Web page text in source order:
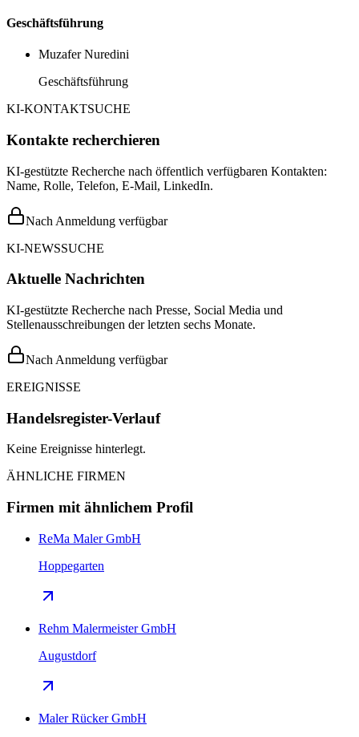
Geschäftsführung
Muzafer Nuredini
Geschäftsführung
KI-KONTAKTSUCHE
Kontakte recherchieren
KI-gestützte Recherche nach öffentlich verfügbaren Kontakten:
Name, Rolle, Telefon, E-Mail, LinkedIn.
Nach Anmeldung verfügbar
KI-NEWSSUCHE
Aktuelle Nachrichten
KI-gestützte Recherche nach Presse, Social Media und
Stellenausschreibungen der letzten sechs Monate.
Nach Anmeldung verfügbar
EREIGNISSE
Handelsregister-Verlauf
Keine Ereignisse hinterlegt.
ÄHNLICHE FIRMEN
Firmen mit ähnlichem Profil
ReMa Maler GmbH
Hoppegarten
Rehm Malermeister GmbH
Augustdorf
Maler Rücker GmbH